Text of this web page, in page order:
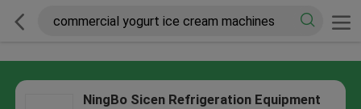
NingBo Sicen Refrigeration Equipment